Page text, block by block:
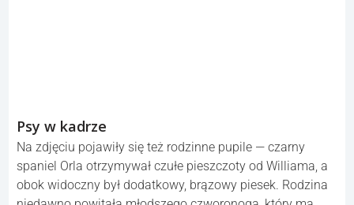
Psy w kadrze
Na zdjęciu pojawiły się też rodzinne pupile — czarny
spaniel Orla otrzymywał czułe pieszczoty od Williama, a
obok widoczny był dodatkowy, brązowy piesek. Rodzina